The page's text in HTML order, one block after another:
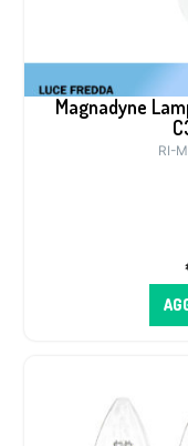
Magnadyne
RI-